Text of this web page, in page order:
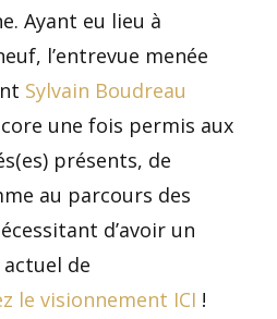
Ayant eu lieu à
l’entrevue menée
Sylvain Boudreau
une fois permis aux
présents, de
au parcours des
d’avoir un
de
le visionnement ICI !